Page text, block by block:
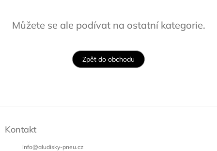
Můžete se ale podívat na ostatní kategorie.
Zpět do obchodu
Kontakt
info@aludisky-pneu.cz